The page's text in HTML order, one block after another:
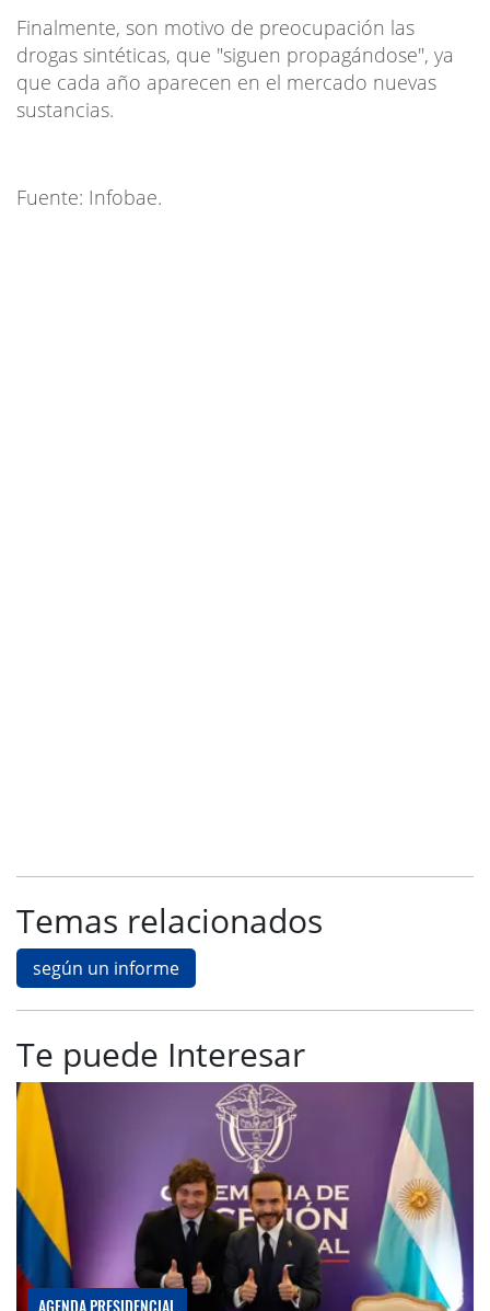
Finalmente, son motivo de preocupación las
drogas sintéticas, que "siguen propagándose", ya
que cada año aparecen en el mercado nuevas
sustancias.
Fuente: Infobae.
Temas relacionados
según un informe
Te puede Interesar
AGENDA PRESIDENCIAL